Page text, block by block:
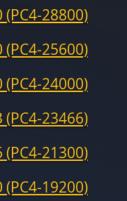
28800)
25600)
24000)
23466)
21300)
19200)